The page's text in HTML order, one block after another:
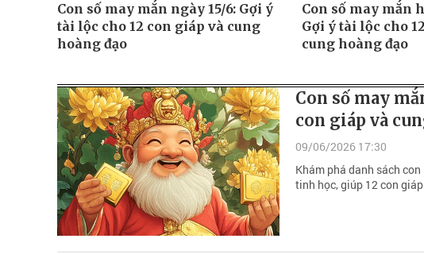
Con số may mắn ngày 15/6: Gợi ý
tài lộc cho 12 con giáp và cung
hoàng đạo
Con số may mắn
Gợi ý tài lộc cho
cung hoàng đạo
Con số may
con giáp và
09/06/2026 17:30
Khám phá danh sách
tinh học, giúp 12 con